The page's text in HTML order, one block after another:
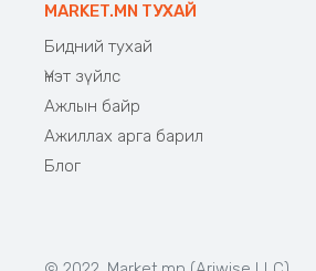
MARKET.MN ТУХАЙ
Бидний тухай
Үнэт зүйлс
Ажлын байр
Ажиллах арга барил
Блог